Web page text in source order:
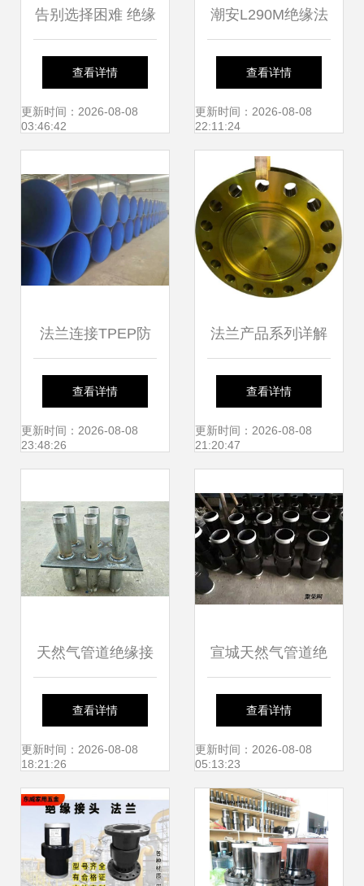
告别选择困难 绝缘
接头与绝缘法兰，
究竟该如何选？
查看详情
更新时间：2026-08-08
03:46:42
潮安L290M绝缘法
兰疑难解答全攻略
查看详情
更新时间：2026-08-08
22:11:24
法兰连接TPEP防
腐钢管直销 打造远
离腐蚀的坚固屏障
查看详情
更新时间：2026-08-08
23:48:26
法兰产品系列详解
API 6A/6B盲板法
兰、孔板法兰及绝
查看详情
更新时间：2026-08-08
21:20:47
天然气管道绝缘接
头与非绝缘法兰的
专业生产厂家探析
查看详情
更新时间：2026-08-08
18:21:26
宣城天然气管道绝
缘接头标准
查看详情
更新时间：2026-08-08
05:13:23